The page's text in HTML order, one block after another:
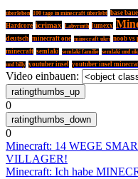
überleben 100 tage in minecraft überlebt base
Hardcore icrimax Labyrinth lumexx
deutsch minecraft one minecraft ukri noob vs
minecraft semlaki semlaki familie semlaki und
und billy youtuber insel youtuber insel
Video einbauen:
0
0
Minecraft: 14 WEGE
VILLAGER!
Minecraft: Ich habe